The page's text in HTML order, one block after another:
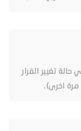
للمنتجات خلال 14 يوم في حالة تغيير القرار
مرة اخرى).